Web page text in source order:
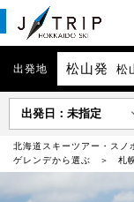
出発地 松山発 松
出発日：未指定
北海道スキーツアー・スノ
ゲレンデから選ぶ
札